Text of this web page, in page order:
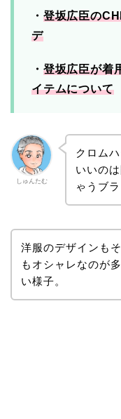
・ 登坂広臣の
デ
・ 登坂広臣が着
イテムについて
しゅんたむ
クロム
いいの
ゃうブ
洋服のデザインも
もオシャレなのが
い様子。